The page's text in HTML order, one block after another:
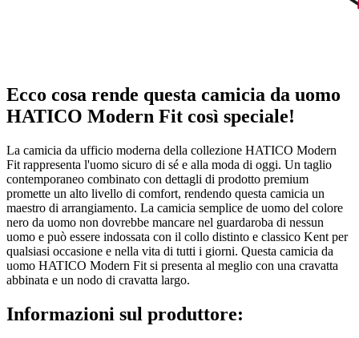
Ecco cosa rende questa camicia da uomo
HATICO Modern Fit così speciale!
La camicia da ufficio moderna della collezione HATICO Modern
Fit rappresenta l'uomo sicuro di sé e alla moda di oggi. Un taglio
contemporaneo combinato con dettagli di prodotto premium
promette un alto livello di comfort, rendendo questa camicia un
maestro di arrangiamento. La camicia semplice de uomo del colore
nero da uomo non dovrebbe mancare nel guardaroba di nessun
uomo e può essere indossata con il collo distinto e classico Kent per
qualsiasi occasione e nella vita di tutti i giorni. Questa camicia da
uomo HATICO Modern Fit si presenta al meglio con una cravatta
abbinata e un nodo di cravatta largo.
Informazioni sul produttore: